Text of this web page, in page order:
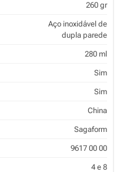
260 gr
Aço inoxidável de
dupla parede
280 ml
Sim
Sim
China
Sagaform
9617 00 00
4 e 8